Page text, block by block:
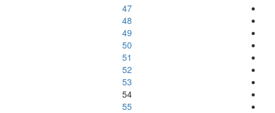
47
48
49
50
51
52
53
54
55